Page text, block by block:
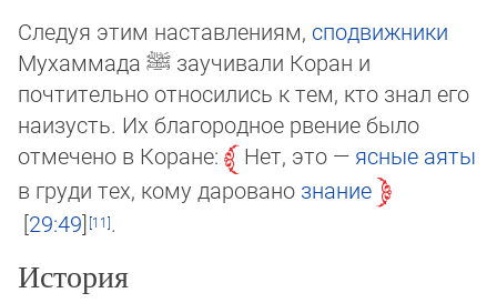
Следуя этим наставлениям, сподвижники
Мухаммада ﷺ заучивали Коран и
почтительно относились к тем, кто знал его
на­изусть. Их благородное рвение было
отмечено в Коране:
Нет, это — ясные аяты
в груди тех, кому даровано знание
29:49
.
История